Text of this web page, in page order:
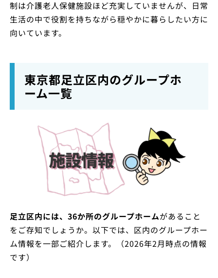
制は介護老人保健施設ほど充実していませんが、日常
生活の中で役割を持ちながら穏やかに暮らしたい方に
向いています。
東京都足立区内のグループホ
ーム一覧
足立区内には、36か所のグループホームがあること
をご存知でしょうか。以下では、区内のグループホー
ム情報を一部ご紹介します。（2026年2月時点の情報
です）